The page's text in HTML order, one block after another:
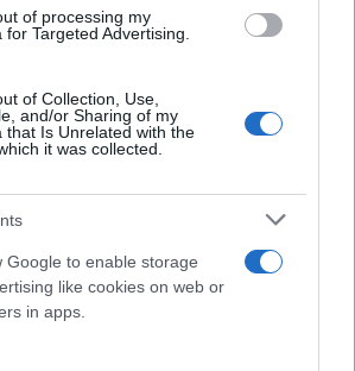
of processing my
Targeted Advertising.
of Collection, Use,
and/or Sharing of my
that Is Unrelated with the
it was collected.
Google to enable storage
like cookies on web or
in apps.
πτηνά, από όπου μολύνονται
οι άνθρωποι δεν μεταδίδουν
ανθρώπων που μολύνονται με
περίπου 20%
συμπτώματα ιογενούς συνδρομής
1% παρουσιάζουν σοβαρότερες
μηνιγγίτιδα, οξεία χαλαρή